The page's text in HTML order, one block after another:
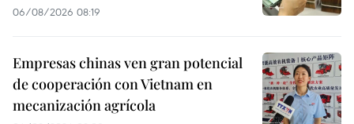
06/08/2026 08:19
Empresas chinas ven gran potencial
de cooperación con Vietnam en
mecanización agrícola